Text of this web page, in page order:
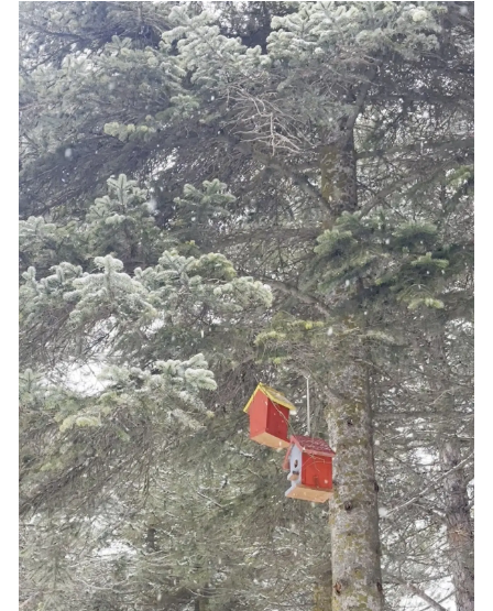
Hakkari
Hatay
Isparta
Mersin
İstanbul
İzmir
Kars
Kastamonu
Kayseri
Kırklareli
Kırşehir
Kocaeli
Konya
Kütahya